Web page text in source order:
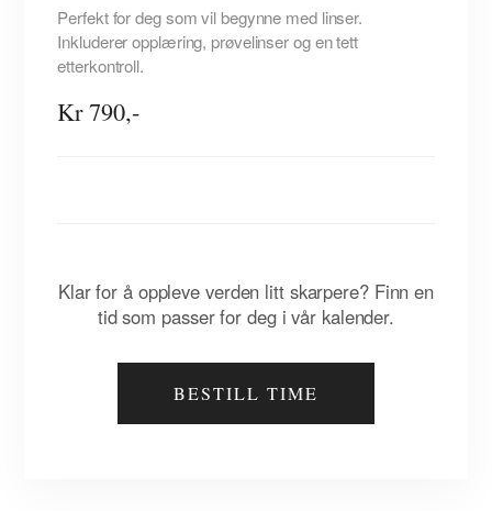
Perfekt for deg som vil begynne med linser.
Inkluderer opplæring, prøvelinser og en tett
etterkontroll.
Kr 790,-
Klar for å oppleve verden litt skarpere? Finn en
tid som passer for deg i vår kalender.
BESTILL TIME